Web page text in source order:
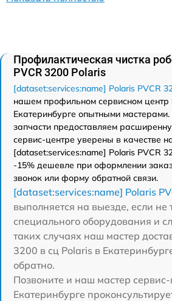
Профилактическая чистка
PVCR 3200 Polaris
[dataset:services:name] Polaris PVCR
нашем профильном сервисном центр
Екатеринбурге опытными
запчасти предоставляем
сервис-центре уверены в качестве
[dataset:services:name] Polaris PVCR
-15% дешевле при оформлении
звонок или форму обратной связи.
[dataset:services:name] Polaris
выполняется на выезде, если не
специального оборудования и
таких случаях наш мастер
3200 в сц Polaris в
обратно.
Позвоните и наш мастер
Екатеринбурге